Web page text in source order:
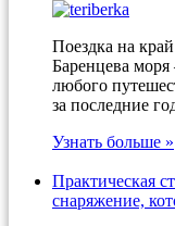
Поездка на
Баренцева
любого
за последние
Узнать больше »
Практическая
снаряжение,